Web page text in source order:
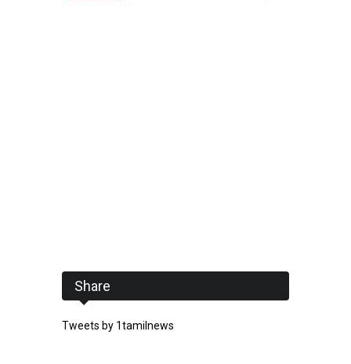
Share
Tweets by 1tamilnews